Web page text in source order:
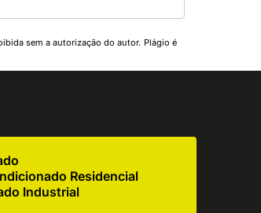
sem a autorização do autor. Plágio é
Residencial
Industrial